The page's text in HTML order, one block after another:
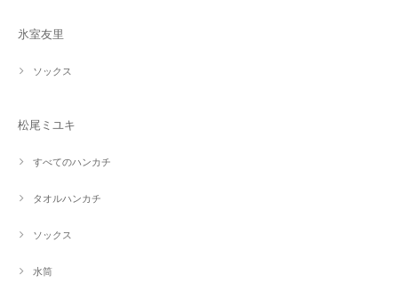
氷室友里
ソックス
松尾ミユキ
すべてのハンカチ
タオルハンカチ
ソックス
水筒